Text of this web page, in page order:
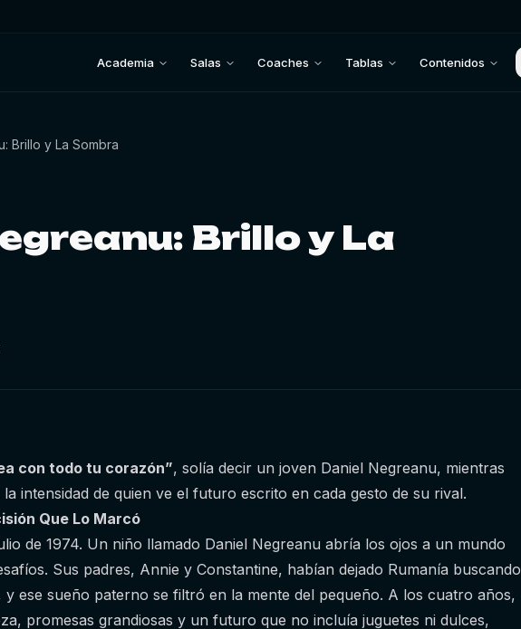
Academia Salas Coaches Tablas Contenidos
Brillo y La Sombra
Brillo y La
con todo tu corazón”, solía decir un joven Daniel Negreanu, mientras
intensidad de quien ve el futuro escrito en cada gesto de su rival.
Que Lo Marcó
de 1974. Un niño llamado Daniel Negreanu abría los ojos a un mundo
Sus padres, Annie y Constantine, habían dejado Rumanía buscando
y ese sueño paterno se filtró en la mente del pequeño. A los cuatro años,
promesas grandiosas y un futuro que no incluía juguetes ni dulces,